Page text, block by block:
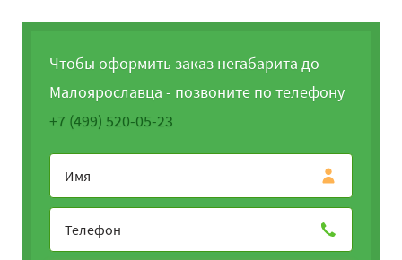
Чтобы оформить заказ негабарита до
Малоярославца - позвоните по телефону
+7 (499) 520-05-23